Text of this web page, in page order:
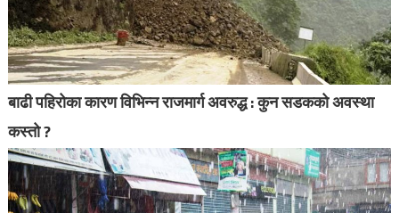
बाढी पहिरोका कारण विभिन्न राजमार्ग अवरुद्ध : कुन सडकको अवस्था
कस्तो ?